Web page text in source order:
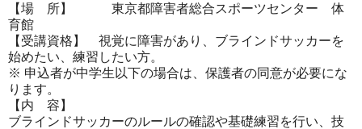
【場 所】 東京都障害者総合スポーツセンター 体
育館
【受講資格】 視覚に障害があり、ブラインドサッカーを
始めたい、 練習したい方。
※ 申込者が中学生以下の場合は、保護者の同意が必要にな
ります。
【内 容】
ブラインドサッカーのルールの確認や基礎練習を行い、技